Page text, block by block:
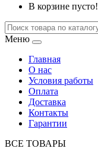
В корзине пусто!
Меню
Главная
О нас
Условия работы
Оплата
Доставка
Контакты
Гарантии
ВСЕ ТОВАРЫ